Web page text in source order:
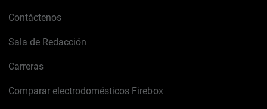
Contáctenos
Sala de Redacción
Carreras
Comparar electrodomésticos Firebox